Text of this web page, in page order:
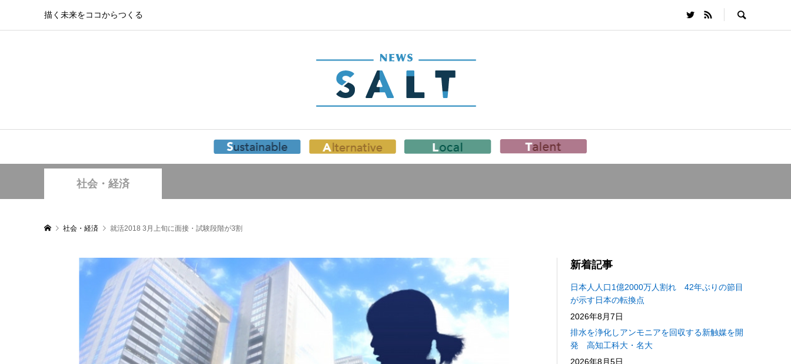
描く未来をココからつくる
社会・経済
社会・経済 就活2018 3月上旬に面接・試験段階が3割
新着記事
日本人人口1億2000万人割れ 42年ぶりの節目
が示す日本の転換点
2026年8月7日
排水を浄化しアンモニアを回収する新触媒を開
発 高知工科大・名大
2026年8月5日